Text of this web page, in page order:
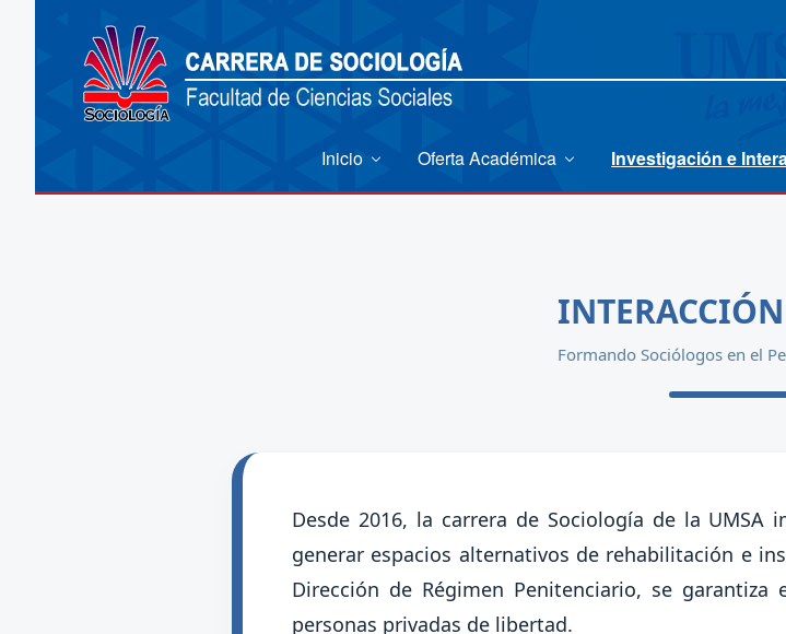
Inicio Oferta Académica Investigación e
Formando Sociólogos en el
Desde 2016, la carrera de Sociología de la
generar espacios alternativos de rehabilitación e
Dirección de Régimen Penitenciario, se
personas privadas de libertad.